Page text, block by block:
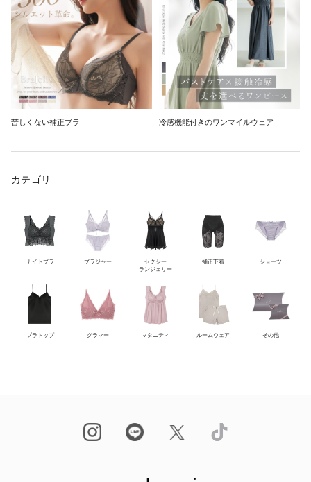
苦しくない補正ブラ 冷感機能付きのワンマイルウェア
カテゴリ
ナイトブラ ブラジャー
セクシー
ランジェリー
補正下着 ショーツ
ブラトップ グラマー マタニティ ルームウェア その他